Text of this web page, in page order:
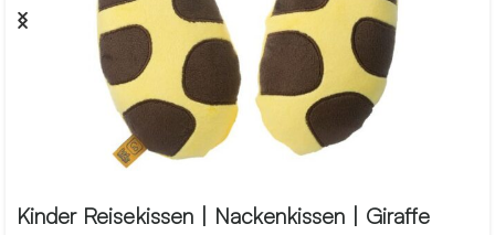
Kinder Reisekissen | Nackenkissen | Giraffe